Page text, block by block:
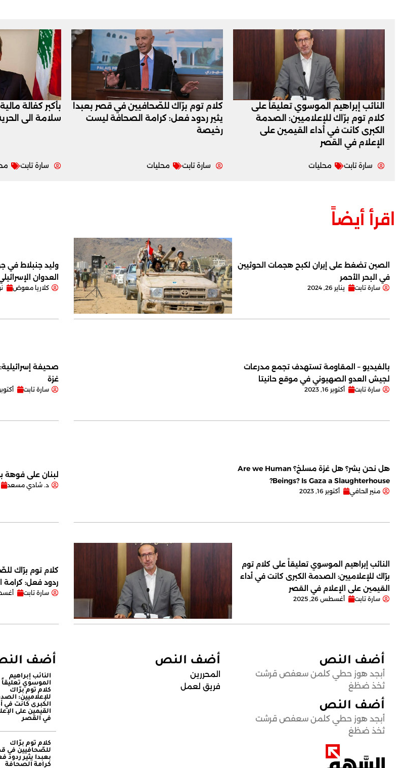
النائب إبراهيم الموسوي تعليقاً على
كلام توم برّاك للإعلاميين: الصدمة
الكبرى كانت في أداء القيمين على
‏الإعلام في القصر
سارة تابت محليات
كلام توم برّاك للصّحافيين في قصر بعبدا
يثير ردود فعل: كرامة الصحافة ليست
رخيصة
سارة تابت محليات
بأكبر كفالة
سلامة الى
سارة تابت
اقرأ أيضاً
الصين تضغط على إيران لكبح هجمات الحوثيين
في البحر الأحمر
سارة تابت يناير 26, 2024
وليد جنبلاط في
العدوان
كلاريا معوض
بالفيديو – المقاومة تستهدف تجمع مدرعات
لجيش العدو الصهيوني في موقع حانيتا
سارة تابت أكتوبر 16, 2023
صحيفة
غزة
سارة تابت أكتوبر 16, 2023
هل نحن بشر؟ هل غزة مسلخ؟ Are we Human
Beings? Is Gaza a Slaughterhouse?
منير الحافي أكتوبر 16, 2023
لبنان على فوهة
د. شادي مسعد
النائب إبراهيم الموسوي تعليقاً على كلام توم
برّاك للإعلاميين: الصدمة الكبرى كانت في أداء
القيمين على ‏الإعلام في القصر
سارة تابت أغسطس 26, 2025
كلام توم برّاك
ردود فعل:
سارة تابت أغسطس
أضف النص
أبجد هوز حطي كلمن سعفص قرشت
ثخذ ضظغ
أضف النص
أبجد هوز حطي كلمن سعفص قرشت
ثخذ ضظغ
أضف النص
المحررين
فريق لعمل
أضف
النائب إبراهيم
الموسوي تعليقاً
كلام توم برّاك
للإعلاميين:
الكبرى كانت في
القيمين على
في القصر
كلام توم برّاك
للصّحافيين في
بعبدا يثير ردود
كرامة الصحافة